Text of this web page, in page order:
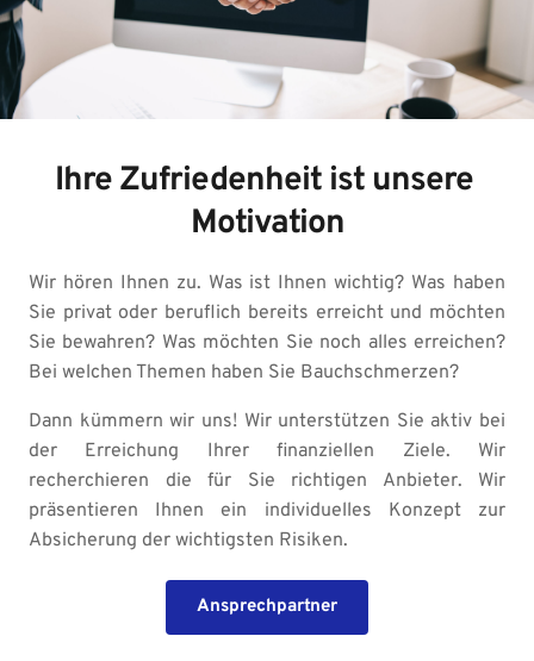
Ihre Zufriedenheit ist unsere
Motivation
Wir hören Ihnen zu. Was ist Ihnen wichtig? Was haben
Sie privat oder beruflich bereits erreicht und möchten
Sie bewahren? Was möchten Sie noch alles erreichen?
Bei welchen Themen haben Sie Bauchschmerzen?
Dann kümmern wir uns! Wir unterstützen Sie aktiv bei
der Erreichung Ihrer finanziellen Ziele. Wir
recherchieren die für Sie richtigen Anbieter. Wir
präsentieren Ihnen ein individuelles Konzept zur
Absicherung der wichtigsten Risiken.
Ansprechpartner